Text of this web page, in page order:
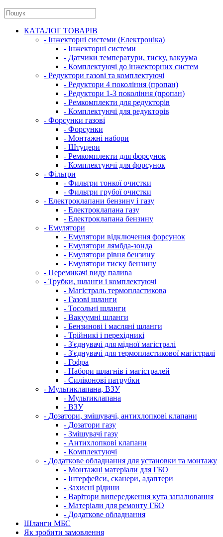
КАТАЛОГ ТОВАРІВ
- Інжекторні системи (Електроніка)
- Інжекторні системи
- Датчики температури, тиску, вакуума
- Комплектуючі до інжекторних систем
- Редуктори газові та комплектуючі
- Редуктори 4 покоління (пропан)
- Редуктори 1-3 покоління (пропан)
- Ремкомплекти для редукторів
- Комплектуючі для редукторів
- Форсунки газові
- Форсунки
- Монтажні набори
- Штуцери
- Ремкомплекти для форсунок
- Комплектуючі для форсунок
- Фільтри
- Фильтри тонкої очистки
- Фильтри грубої очистки
- Електроклапани бензину і газу
- Електроклапана газу
- Електроклапана бензину
- Емулятори
- Емулятори відключення форсунок
- Емулятори лямбда-зонда
- Емулятори рівня бензину
- Емулятори тиску бензину
- Перемикачі виду палива
- Трубки, шланги і комплектуючі
- Магістраль термопластикова
- Газові шланги
- Тосольні шланги
- Вакуумні шланги
- Бензинові і масляні шланги
- Трійникі і перехідникі
- З'єднувачі для мідної магістралі
- З'єднувачі для термопластикової магістралі
- Гофра
- Набори шлагнів і магістралей
- Силіконові патрубки
- Мультиклапана, ВЗУ
- Мультиклапана
- ВЗУ
- Дозатори, змішувачі, антихлопкові клапани
- Дозатори газу
- Змішувачі газу
- Антихлопкові клапани
- Комплектуючі
- Додаткове обладнання для установки та монтажу
- Монтажні матеріали для ГБО
- Інтерфейси, сканери, адаптери
- Захисні рідини
- Варітори випередження кута запалювання
- Матеріали для ремонту ГБО
- Додаткове обладнання
Шланги МБС
Як зробити замовлення